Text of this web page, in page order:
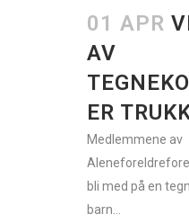
01 APR
AV
ER
Medlemmene av
bli med på en
barn...